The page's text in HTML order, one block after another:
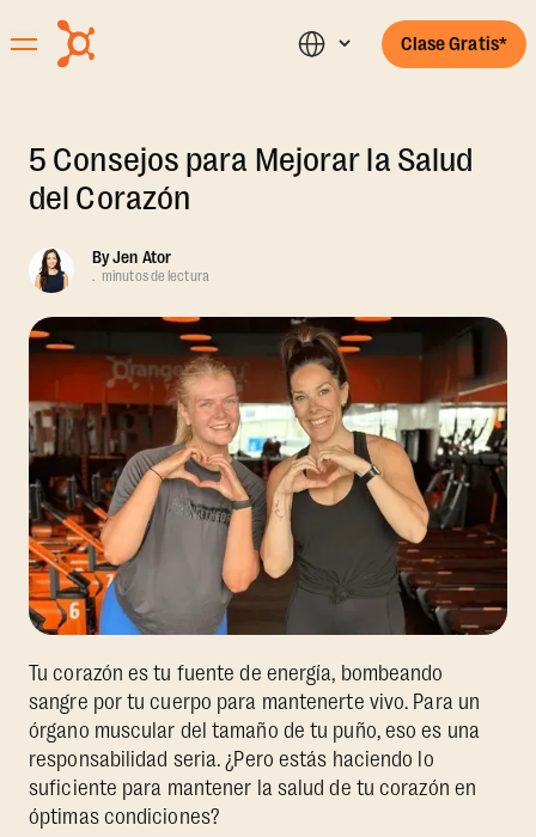
Clase Gratis*
5 Consejos para Mejorar la Salud
del Corazón
ByJen Ator
. minutos de lectura
Tu corazón es tu fuente de energía, bombeando
sangre por tu cuerpo para mantenerte vivo. Para un
órgano muscular del tamaño de tu puño, eso es una
responsabilidad seria. ¿Pero estás haciendo lo
suficiente para mantener la salud de tu corazón en
óptimas condiciones?